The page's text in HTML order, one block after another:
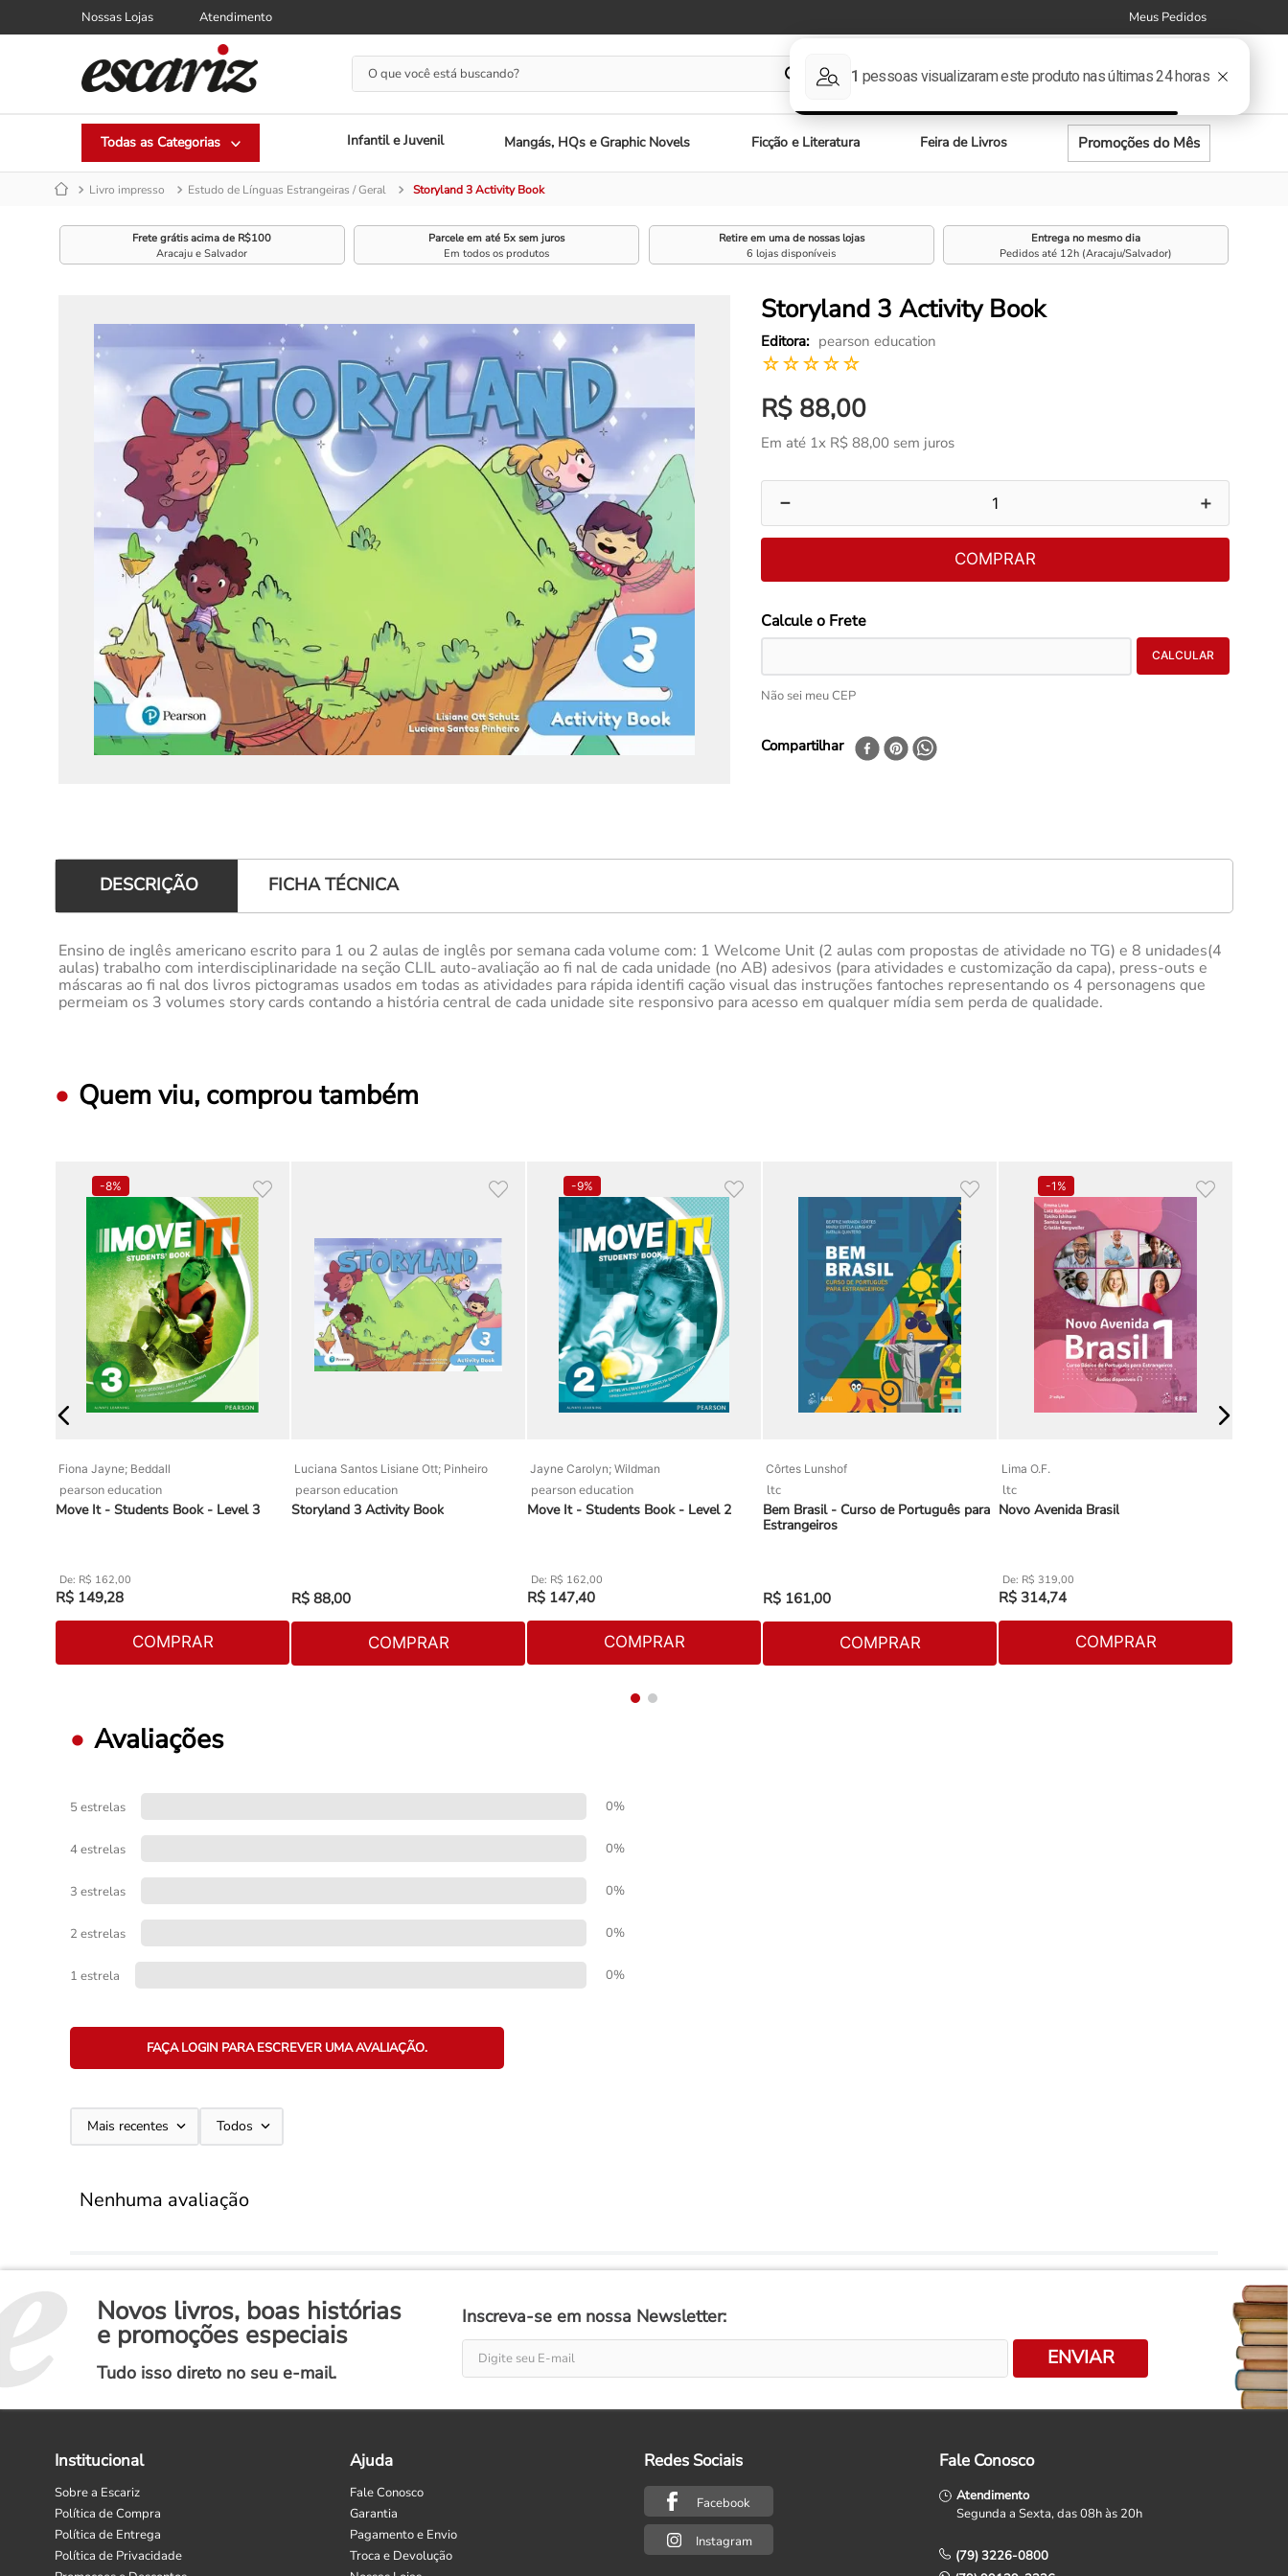
Nossas Lojas Atendimento Meus Pedidos
O que você está buscando? Meus Entre ou
Infantil e Juvenil Mangás, HQs e Graphic Novels Ficção e Literatura Feira de Livros Promoções do Mês
Livro impresso Estudo de Línguas Estrangeiras / Geral Storyland 3 Activity Book
Frete grátis acima de R$100
Aracaju e Salvador
Parcele em até 5x sem juros
Em todos os produtos
Retire em uma de nossas lojas
6 lojas disponíveis
Entrega no mesmo dia
Pedidos até 12h (Aracaju/Salvador)
Storyland 3 Activity Book
pearson education
☆☆☆☆☆
R$ 88,00
Em até 1x R$ 88,00 sem juros
＋
－
COMPRAR
Não sei meu CEP
Compartilhar
DESCRIÇÃO FICHA TÉCNICA
Ensino de inglês americano escrito para 1 ou 2 aulas de inglês por semana cada volume com: 1 Welcome Unit (2 aulas com propostas de atividade no TG) e 8 unidades(4
aulas) trabalho com interdisciplinaridade na seção CLIL auto-avaliação ao fi nal de cada unidade (no AB) adesivos (para atividades e customização da capa), press-outs e
máscaras ao fi nal dos livros pictogramas usados em todas as atividades para rápida identifi cação visual das instruções fantoches representando os 4 personagens que
permeiam os 3 volumes story cards contando a história central de cada unidade site responsivo para acesso em qualquer mídia sem perda de qualidade.
Quem viu, comprou também
-8%
Fiona Jayne; Beddall
pearson education
Move It - Students Book - Level 3
R$ 162,00
R$ 149,28
COMPRAR
Luciana Santos Lisiane Ott; Pinheiro
pearson education
Storyland 3 Activity Book
R$ 88,00
COMPRAR
-9%
Jayne Carolyn; Wildman
pearson education
Move It - Students Book - Level 2
R$ 162,00
R$ 147,40
COMPRAR
Côrtes Lunshof
ltc
Bem Brasil - Curso de Português para
Estrangeiros
R$ 161,00
COMPRAR
-1%
Lima O.F.
ltc
Novo Avenida Brasil
R$ 319,00
R$ 314,74
COMPRAR
Avaliações
5 estrelas 0%
4 estrelas 0%
3 estrelas 0%
2 estrelas 0%
1 estrela 0%
FAÇA LOGIN PARA ESCREVER UMA AVALIAÇÃO.
Mais recentes Todos
Nenhuma avaliação
Novos livros, boas histórias
e promoções especiais
Tudo isso direto no seu e-mail.
Inscreva-se em nossa Newsletter:
ENVIAR
Institucional
Sobre a Escariz
Política de Compra
Política de Entrega
Política de Privacidade
Ajuda
Fale Conosco
Garantia
Pagamento e Envio
Troca e Devolução
Redes Sociais
Facebook
Instagram
Fale Conosco
Atendimento
Segunda a Sexta, das 08h às 20h
(79) 3226-0800